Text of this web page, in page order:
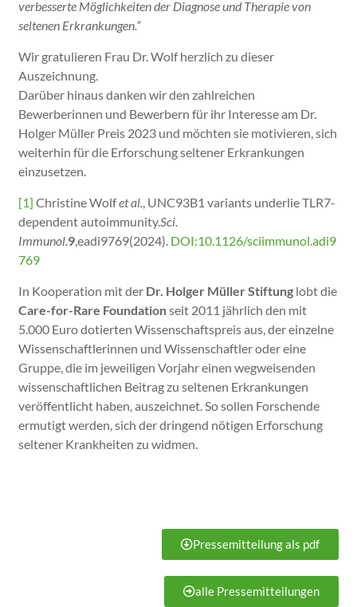
verbesserte Möglichkeiten der Diagnose und Therapie von
seltenen Erkrankungen.“
Wir gratulieren Frau Dr. Wolf herzlich zu dieser
Auszeichnung.
Darüber hinaus danken wir den zahlreichen
Bewerberinnen und Bewerbern für ihr Interesse am Dr.
Holger Müller Preis 2023 und möchten sie motivieren, sich
weiterhin für die Erforschung seltener Erkrankungen
einzusetzen.
[1] Christine Wolfet al., UNC93B1 variants underlie TLR7-
dependent autoimmunity.Sci.
Immunol.9,eadi9769(2024). DOI:10.1126/sciimmunol.adi9
769
In Kooperation mit der Dr. Holger Müller Stiftung lobt die
Care-for-Rare Foundationseit 2011 jährlich den mit
5.000 Euro dotierten Wissenschaftspreis aus, der einzelne
Wissenschaftlerinnen und Wissenschaftler oder eine
Gruppe, die im jeweiligen Vorjahr einen wegweisenden
wissenschaftlichen Beitrag zu seltenen Erkrankungen
veröffentlicht haben, auszeichnet. So sollen Forschende
ermutigt werden, sich der dringend nötigen Erforschung
seltener Krankheiten zu widmen.
Pressemitteilung als pdf
alle Pressemitteilungen